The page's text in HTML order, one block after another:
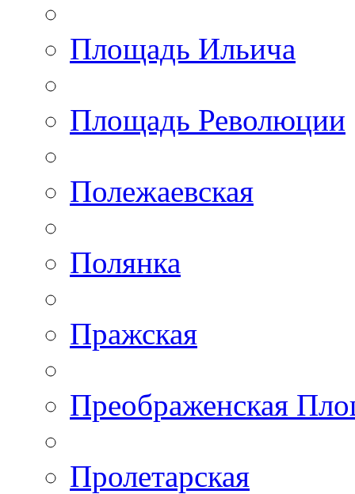
Площадь Ильича
Площадь Революции
Полежаевская
Полянка
Пражская
Преображенская
Пролетарская